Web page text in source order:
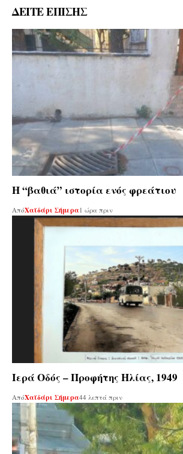
ΔΕΙΤΕ ΕΠΙΣΗΣ
Η “βαθιά” ιστορία ενός φρεάτιου
ΑπόΧαϊδάρι Σήμερα1 ώρα πριν
Ιερά Οδός – Προφήτης Ηλίας, 1949
ΑπόΧαϊδάρι Σήμερα44 λεπτά πριν